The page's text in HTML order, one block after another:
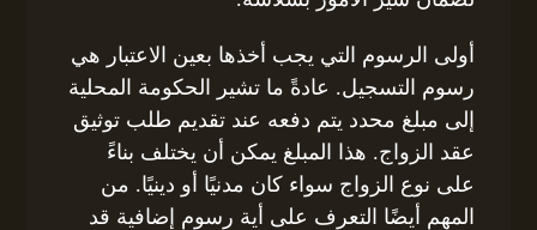
أولى الرسوم التي يجب أخذها بعين الاعتبار هي
رسوم التسجيل. عادةً ما تشير الحكومة المحلية
إلى مبلغ محدد يتم دفعه عند تقديم طلب توثيق
عقد الزواج. هذا المبلغ يمكن أن يختلف بناءً
على نوع الزواج سواء كان مدنيًا أو دينيًا. من
المهم أيضًا التعرف على أية رسوم إضافية قد